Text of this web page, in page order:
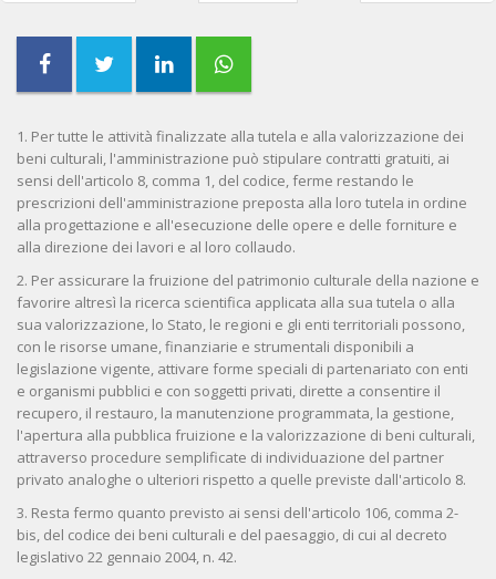
1. Per tutte le attività finalizzate alla tutela e alla valorizzazione dei
beni culturali, l'amministrazione può stipulare contratti gratuiti, ai
sensi dell'articolo 8, comma 1, del codice, ferme restando le
prescrizioni dell'amministrazione preposta alla loro tutela in ordine
alla progettazione e all'esecuzione delle opere e delle forniture e
alla direzione dei lavori e al loro collaudo.
2. Per assicurare la fruizione del patrimonio culturale della nazione e
favorire altresì la ricerca scientifica applicata alla sua tutela o alla
sua valorizzazione, lo Stato, le regioni e gli enti territoriali possono,
con le risorse umane, finanziarie e strumentali disponibili a
legislazione vigente, attivare forme speciali di partenariato con enti
e organismi pubblici e con soggetti privati, dirette a consentire il
recupero, il restauro, la manutenzione programmata, la gestione,
l'apertura alla pubblica fruizione e la valorizzazione di beni culturali,
attraverso procedure semplificate di individuazione del partner
privato analoghe o ulteriori rispetto a quelle previste dall'articolo 8.
3. Resta fermo quanto previsto ai sensi dell'articolo 106, comma 2-
bis, del codice dei beni culturali e del paesaggio, di cui al decreto
legislativo 22 gennaio 2004, n. 42.